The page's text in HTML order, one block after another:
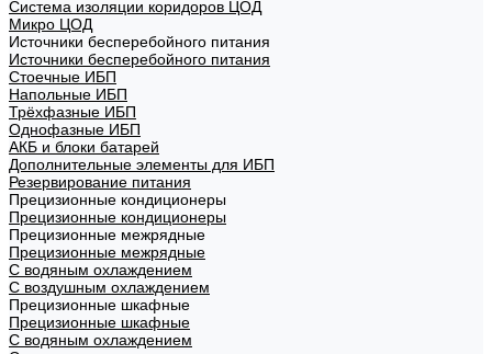
Система изоляции коридоров ЦОД
Микро ЦОД
Источники бесперебойного питания
Источники бесперебойного питания
Стоечные ИБП
Напольные ИБП
Трёхфазные ИБП
Однофазные ИБП
АКБ и блоки батарей
Дополнительные элементы для ИБП
Резервирование питания
Прецизионные кондиционеры
Прецизионные кондиционеры
Прецизионные межрядные
Прецизионные межрядные
С водяным охлаждением
С воздушным охлаждением
Прецизионные шкафные
Прецизионные шкафные
С водяным охлаждением